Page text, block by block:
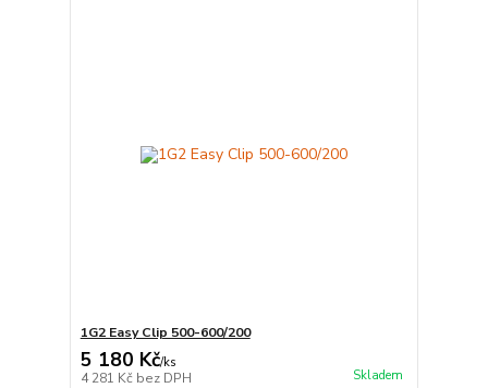
1G2 Easy Clip 500-600/200
5 180 Kč/ks
4 281 Kč bez DPH Skladem